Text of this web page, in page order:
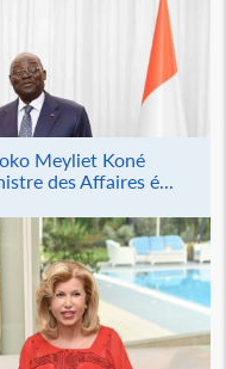
Meyliet Koné
des Affaires é...